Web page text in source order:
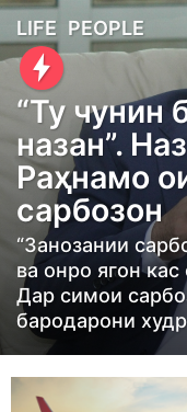
3
y
e
r
s
a
g
o
3
y
e
a
LIFE ,PEOPLE
“Ту чунин
назан”.
Раҳнамо
сарбозон
“Занозании
ва онро ягон
Дар симои
бародарони